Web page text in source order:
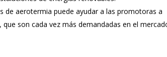
de aerotermia puede ayudar a las promotoras a
son cada vez más demandadas en el